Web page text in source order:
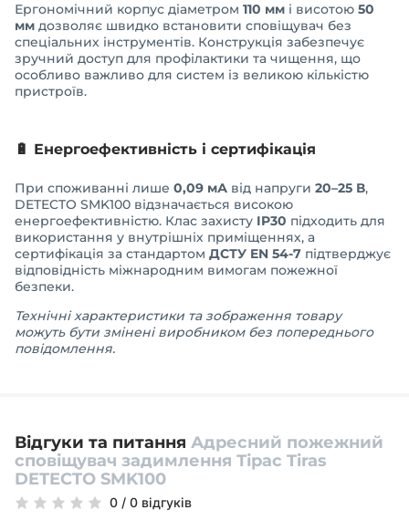
Ергономічний корпус діаметром 110 мм і висотою 50
мм дозволяє швидко встановити сповіщувач без
спеціальних інструментів. Конструкція забезпечує
зручний доступ для профілактики та чищення, що
особливо важливо для систем із великою кількістю
пристроїв.
🔋 Енергоефективність і сертифікація
При споживанні лише 0,09 мА від напруги 20–25 В,
DETECTO SMK100 відзначається високою
енергоефективністю. Клас захисту IP30 підходить для
використання у внутрішніх приміщеннях, а
сертифікація за стандартом ДСТУ EN 54-7 підтверджує
відповідність міжнародним вимогам пожежної
безпеки.
Технічні характеристики та зображення товару
можуть бути змінені виробником без попереднього
повідомлення.
Відгуки та питання Адресний пожежний
сповіщувач задимлення Тірас Tiras
DETECTO SMK100
0 / 0 відгуків